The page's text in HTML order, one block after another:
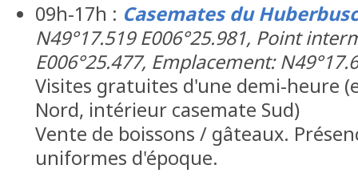
09h-17h : Casemates du
N49°17.519 E006°25.981, Point
E006°25.477, Emplacement:
Visites gratuites d'une demi-heure
Nord, intérieur casemate Sud)
Vente de boissons / gâteaux.
uniformes d'époque.